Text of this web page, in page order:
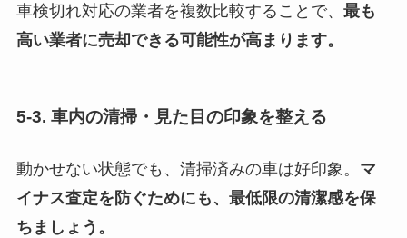
車検切れ対応の業者を複数比較することで、 最も
高い業者に売却できる可能性が高まります。
5-3. 車内の清掃・見た目の印象を整える
動かせない状態でも、清掃済みの車は好印象。 マ
イナス査定を防ぐためにも、最低限の清潔感を保
ちましょう。